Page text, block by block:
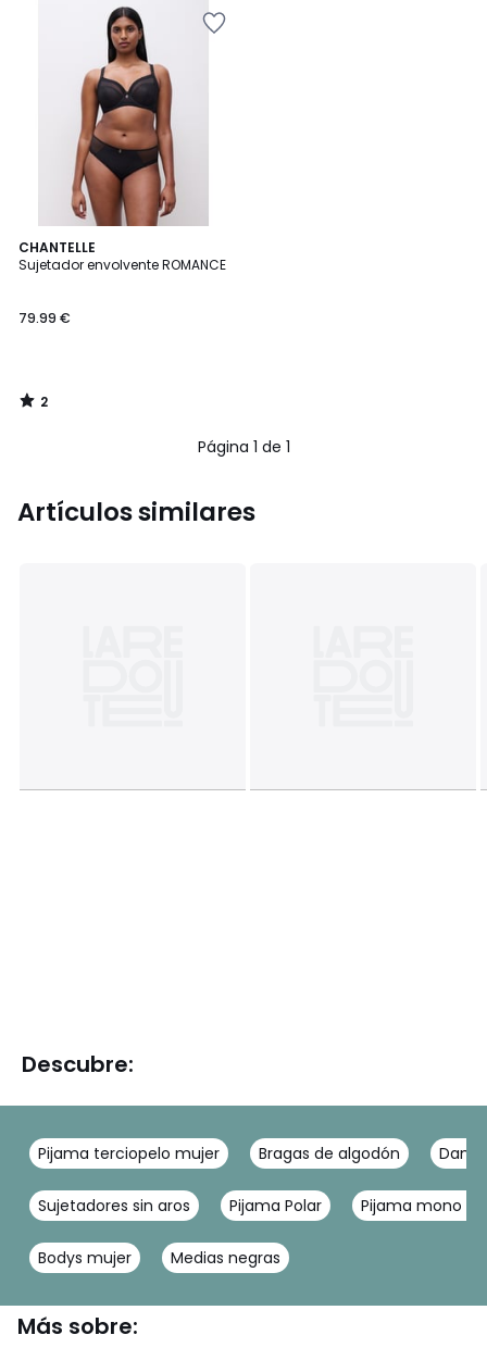
CHANTELLE
Sujetador envolvente ROMANCE
79.99 €
2
/
2
/
Página 1 de 1
Artículos similares
Descubre:
Pijama terciopelo mujer Bragas de algodón
Sujetadores sin aros Pijama Polar Pijama mono
Bodys mujer Medias negras
Más sobre: